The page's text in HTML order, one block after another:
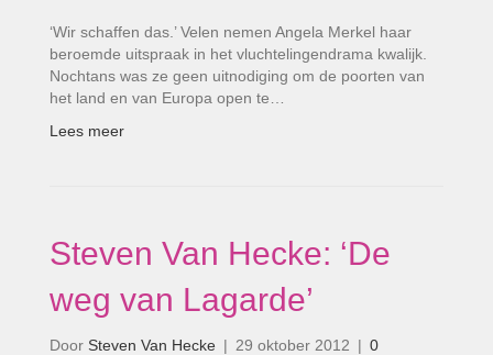
‘Wir schaffen das.’ Velen nemen Angela Merkel haar
beroemde uitspraak in het vluchtelingendrama kwalijk.
Nochtans was ze geen uitnodiging om de poorten van
het land en van Europa open te…
Lees meer
Steven Van Hecke: ‘De
weg van Lagarde’
Door Steven Van Hecke | 29 oktober 2012 | 0